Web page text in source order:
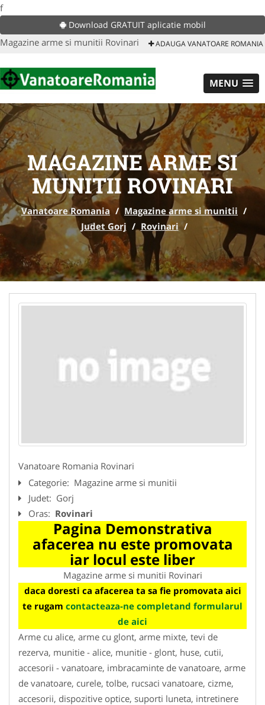
f
Download GRATUIT aplicatie mobil
Magazine arme si munitii Rovinari ADAUGA VANATOARE ROMANIA
MENU
MAGAZINE ARME SI
MUNITII ROVINARI
Vanatoare Romania / Magazine arme si munitii /
Judet Gorj / Rovinari /
Vanatoare Romania Rovinari
Categorie: Magazine arme si munitii
Judet: Gorj
Oras: Rovinari
Pagina Demonstrativa
afacerea nu este promovata
iar locul este liber
Magazine arme si munitii Rovinari
daca doresti ca afacerea ta sa fie promovata aici
te rugam contacteaza-ne completand formularul
de aici
Arme cu alice, arme cu glont, arme mixte, tevi de
rezerva, munitie - alice, munitie - glont, huse, cutii,
accesorii - vanatoare, imbracaminte de vanatoare, arme
de vanatoare, curele, tolbe, rucsaci vanatoare, cizme,
accesorii, dispozitive optice, suporti luneta, intretinere